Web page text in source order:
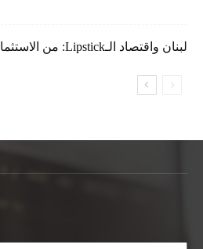
لبنان واقتصاد الـLipstick: من الاستثمار إلى التجميل والرفاهية
الأرشيف